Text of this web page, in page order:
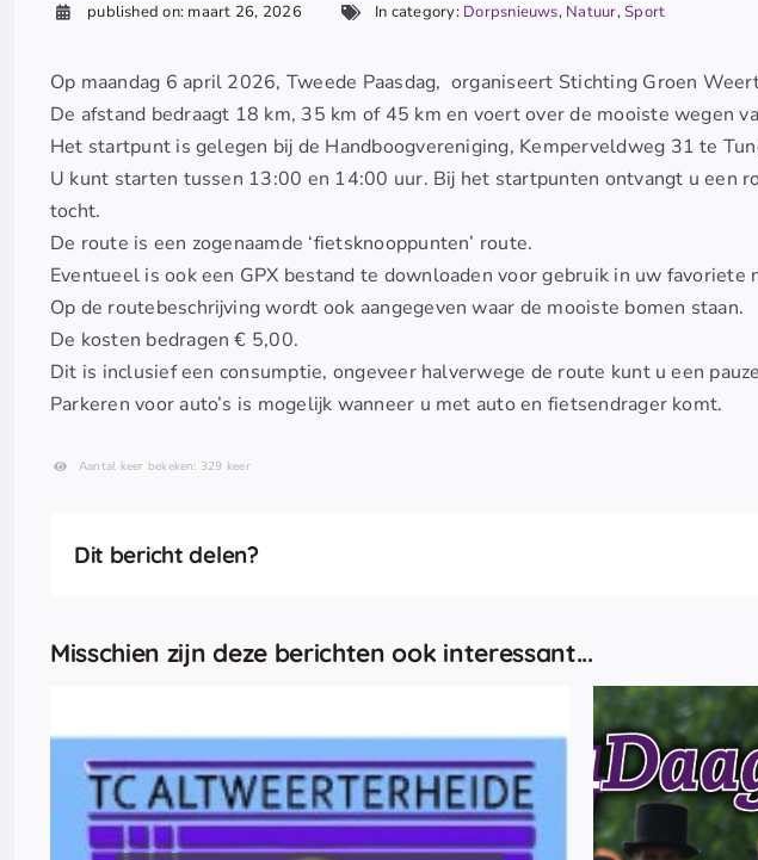
published on: maart 26, 2026 In category: Dorpsnieuws, Natuur,Sport
Op maandag 6 april 2026, Tweede Paasdag, organiseert Stichting Groen
De afstand bedraagt 18 km, 35 km of 45 km en voert over de mooiste wegen
Het startpunt is gelegen bij de Handboogvereniging, Kemperveldweg 31 te
U kunt starten tussen 13:00 en 14:00 uur. Bij het startpunten ontvangt u een
tocht.
De route is een zogenaamde ‘fietsknooppunten’ route.
Eventueel is ook een GPX bestand te downloaden voor gebruik in uw favoriete
Op de routebeschrijving wordt ook aangegeven waar de mooiste bomen staan.
De kosten bedragen € 5,00.
Dit is inclusief een consumptie, ongeveer halverwege de route kunt u een
Parkeren voor auto’s is mogelijk wanneer u met auto en fietsendrager komt.
Aantal keer bekeken: 329 keer
Dit bericht delen?
Misschien zijn deze berichten ook interessant...